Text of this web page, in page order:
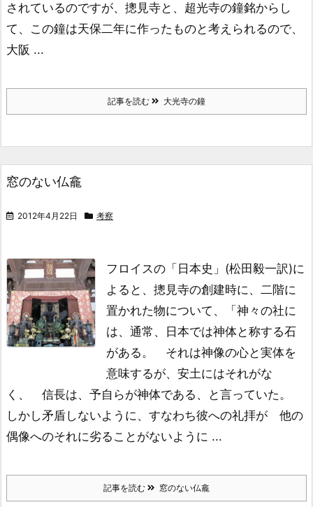
されているのですが、 摠見寺と、超光寺の鐘銘からし
て、 この鐘は天保二年に作ったものと考えられるので、
大阪 ...
記事を読む 大光寺の鐘
窓のない仏龕
2012年4月22日 考察
フロイスの「日本史」(松田毅一訳)に
よると、 摠見寺の創建時に、二階に
置かれた物について、
「神々の社に
は、通常、日本では神体と称する石
がある。
それは神像の心と実体を
意味するが、安土にはそれがな
く、
信長は、予自らが神体である、と言っていた。
しかし矛盾しないように、すなわち彼への礼拝が 他の
偶像へのそれに劣ることがないように ...
記事を読む 窓のない仏龕